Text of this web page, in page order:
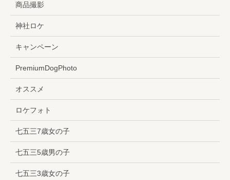
商品撮影
神社ロケ
キャンペーン
PremiumDogPhoto
オススメ
ロケフォト
七五三7歳女の子
七五三5歳男の子
七五三3歳女の子